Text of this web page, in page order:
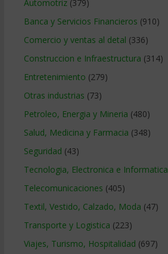
Automotriz(379)
Banca y Servicios Financieros (910)
Comercio y ventas al detal (336)
Construccion e Infraestructura (314)
Entretenimiento (279)
Otras industrias (73)
Petroleo, Energia y Mineria (480)
Salud, Medicina y Farmacia (348)
Seguridad (43)
Tecnologia, Electronica e Informatica
Telecomunicaciones (405)
Textil, Vestido, Calzado, Moda (47)
Transporte y Logistica (223)
Viajes, Turismo, Hospitalidad (697)